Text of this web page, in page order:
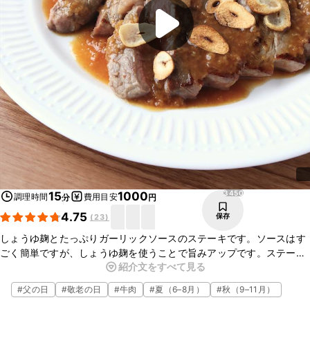
調理時間15分 費用目安1000円
4.75 (23)
3450
保存
しょうゆ麹とたっぷりガーリックソースのステーキです。ソースはす
ごく簡単ですが、しょうゆ麹を使うことで旨みアップです。ステーキ
もポイントさえ押さえれば、お家で本格的に味わえます。ぜひ試して
みてください。
紹介文をすべて見る
#父の日 #敬老の日 #牛肉 #夏（6–8月） #秋（9–11月）